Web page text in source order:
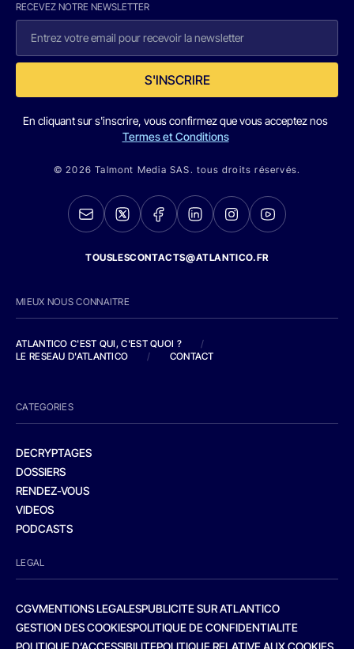
RECEVEZ NOTRE NEWSLETTER
S'INSCRIRE
En cliquant sur s'inscrire, vous confirmez que vous acceptez nos
Termes et Conditions
© 2026 Talmont Media SAS. tous droits réservés.
TOUSLESCONTACTS@ATLANTICO.FR
MIEUX NOUS CONNAITRE
ATLANTICO C'EST QUI, C'EST QUOI ?
/
LE RESEAU D'ATLANTICO
/ CONTACT
CATEGORIES
DECRYPTAGES
DOSSIERS
RENDEZ-VOUS
VIDEOS
PODCASTS
LEGAL
CGVMENTIONS LEGALESPUBLICITE SUR ATLANTICO
GESTION DES COOKIESPOLITIQUE DE CONFIDENTIALITE